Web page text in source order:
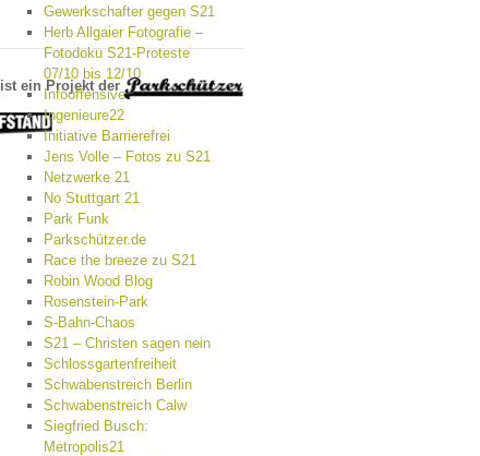
Gewerkschafter gegen S21
Herb Allgaier Fotografie –
Fotodoku S21-Proteste
07/10 bis 12/10
Infooffensive
Ingenieure22
Initiative Barrierefrei
Jens Volle – Fotos zu S21
Netzwerke 21
No Stuttgart 21
Park Funk
Parkschützer.de
Race the breeze zu S21
Robin Wood Blog
Rosenstein-Park
S-Bahn-Chaos
S21 – Christen sagen nein
Schlossgartenfreiheit
Schwabenstreich Berlin
Schwabenstreich Calw
Siegfried Busch:
Metropolis21
ist ein Projekt der